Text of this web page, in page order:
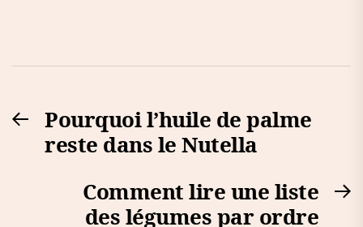
Navigation
de
l’article
PreviousPourquoi l’huile de palme
reste dans le Nutella
Comment lire une liste
des légumes par ordre